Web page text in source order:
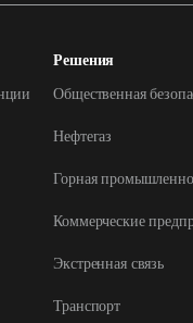
Решения
Общественная
Нефтегаз
Горная
Коммерческие
Экстренная связь
Транспорт